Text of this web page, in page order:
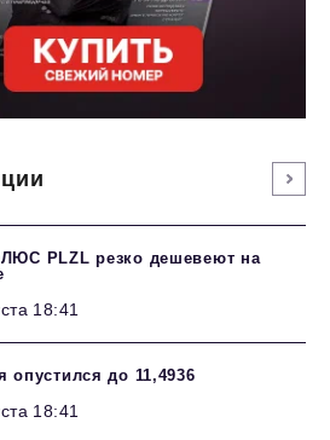
PLZL резко дешевеют на
18:41
опустился до 11,4936
18:41